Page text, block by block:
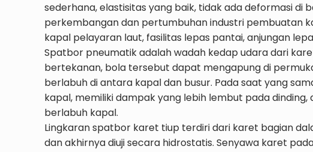
sederhana, elastisitas yang baik, tidak ada deformasi
perkembangan dan pertumbuhan industri pembuatan
kapal pelayaran laut, fasilitas lepas pantai, anjungan
Spatbor pneumatik adalah wadah kedap udara dari
bertekanan, bola tersebut dapat mengapung di
berlabuh di antara kapal dan busur. Pada saat yang
kapal, memiliki dampak yang lebih lembut pada
berlabuh kapal.
Lingkaran spatbor karet tiup terdiri dari karet bagian
dan akhirnya diuji secara hidrostatis. Senyawa karet